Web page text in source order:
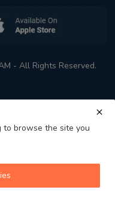
- All Rights Reserved.
to browse the site you
Station
playlist_play volume_up